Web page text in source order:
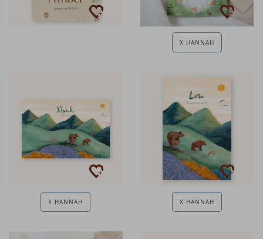
X HANNAH
X HANNAH X HANNAH